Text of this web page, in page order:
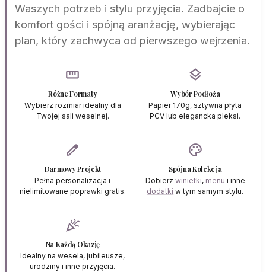
Waszych potrzeb i stylu przyjęcia. Zadbajcie o
komfort gości i spójną aranżację, wybierając
plan, który zachwyca od pierwszego wejrzenia.
straighten
Różne Formaty
Wybierz rozmiar idealny dla
Twojej sali weselnej.
layers
Wybór Podłoża
Papier 170g, sztywna płyta
PCV lub elegancka pleksi.
edit
Darmowy Projekt
Pełna personalizacja i
nielimitowane poprawki gratis.
palette
Spójna Kolekcja
Dobierz winietki, menu i inne
dodatki w tym samym stylu.
celebration
Na Każdą Okazję
Idealny na wesela, jubileusze,
urodziny i inne przyjęcia.